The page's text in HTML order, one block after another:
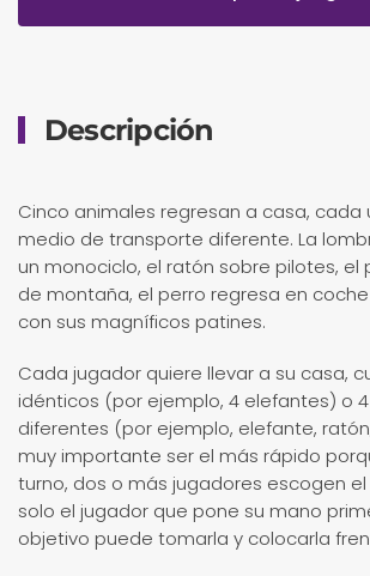
Descripción
Cinco animales regresan a casa, cada
medio de transporte diferente. La
un monociclo, el ratón sobre pilotes, el
de montaña, el perro regresa en
con sus magníficos patines.
Cada jugador quiere llevar a su casa,
idénticos (por ejemplo, 4 elefantes) o
diferentes (por ejemplo, elefante,
muy importante ser el más rápido
turno, dos o más jugadores escogen
solo el jugador que pone su mano
objetivo puede tomarla y colocarla